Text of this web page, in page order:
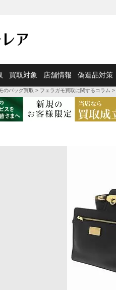
買取対象 店舗情報 偽造品対策
のバッグ買取 > フェラガモ買取に関するコラム >